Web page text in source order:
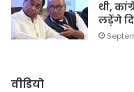
थी,
लड़ेंगे
वीडियो